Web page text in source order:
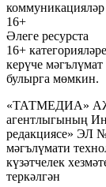
16+
Әлеге ресурста
16+
керүче мәгълүмат
булырга мөмкин.
«ТАТМЕДИА» АҖ
агентлыгының
редакциясе» ЭЛ
мәгълүмати
күзәтчелек
теркәлгән